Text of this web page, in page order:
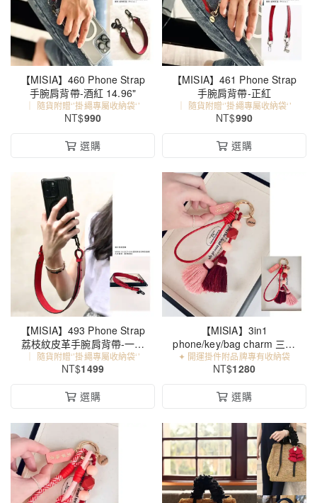
【MISIA】460 Phone Strap
手腕肩背帶-酒紅 14.96"
｜ 隨貨附贈‘’掛繩專屬收納袋‘’
NT$990
選購
【MISIA】461 Phone Strap
手腕肩背帶-正紅
｜ 隨貨附贈‘’掛繩專屬收納袋‘’
NT$990
選購
【MISIA】493 Phone Strap
荔枝紋皮革手腕肩背帶-一抹
紅
｜ 隨貨附贈‘’掛繩專屬收納袋‘’
NT$1499
選購
【MISIA】3in1
phone/key/bag charm 三合
一手工真皮流蘇開運掛件
（Red370)
✦ 開運掛件附品牌專有收納袋
NT$1280
選購